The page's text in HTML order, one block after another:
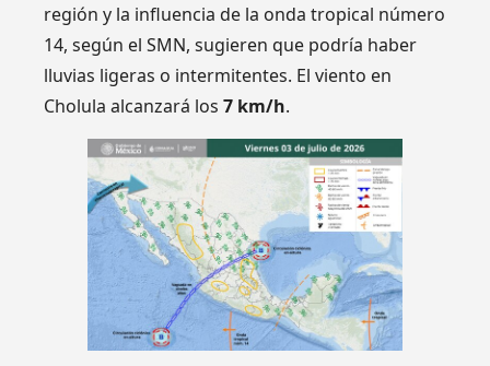
región y la influencia de la onda tropical número
14, según el SMN, sugieren que podría haber
lluvias ligeras o intermitentes. El viento en
Cholula alcanzará los7 km/h.